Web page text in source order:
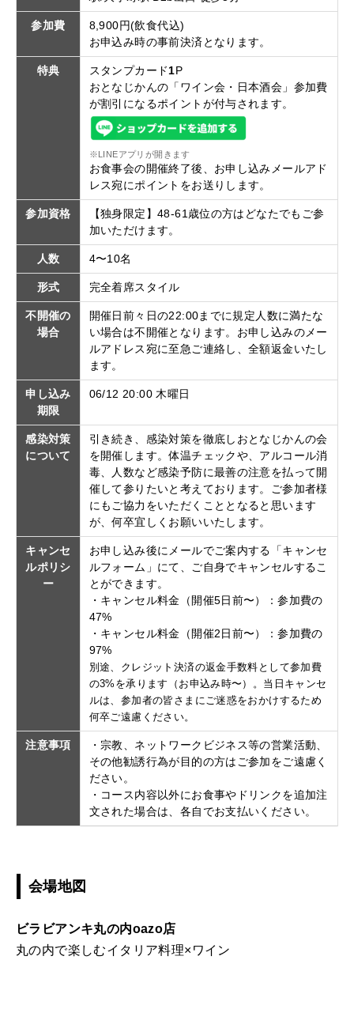
参加費
8,900円(飲食代込)
お申込み時の事前決済となります。
特典 スタンプカード1P
おとなじかんの「ワイン会・日本酒会」参加費
が割引になるポイントが付与されます。
※LINEアプリが開きます
お食事会の開催終了後、お申し込みメールアド
レス宛にポイントをお送りします。
参加資格
【独身限定】48-61歳位の方はどなたでもご参
加いただけます。
人数 4〜10名
形式 完全着席スタイル
不開催の
場合
開催日前々日の22:00までに規定人数に満たな
い場合は不開催となります。お申し込みのメー
ルアドレス宛に至急ご連絡し、全額返金いたし
ます。
申し込み
期限
06/12 20:00 木曜日
感染対策
について
引き続き、感染対策を徹底しおとなじかんの会
を開催します。体温チェックや、アルコール消
毒、人数など感染予防に最善の注意を払って開
催して参りたいと考えております。ご参加者様
にもご協力をいただくこととなると思います
が、何卒宜しくお願いいたします。
キャンセ
ルポリシ
ー
お申し込み後にメールでご案内する「キャンセ
ルフォーム」にて、ご自身でキャンセルするこ
とができます。
・キャンセル料金（開催5日前〜）：参加費の
47%
・キャンセル料金（開催2日前〜）：参加費の
97%
別途、クレジット決済の返金手数料として参加費
の3%を承ります（お申込み時〜）。当日キャンセ
ルは、参加者の皆さまにご迷惑をおかけするため
何卒ご遠慮ください。
注意事項
・宗教、ネットワークビジネス等の営業活動、
その他勧誘行為が目的の方はご参加をご遠慮く
ださい。
・コース内容以外にお食事やドリンクを追加注
文された場合は、各自でお支払いください。
会場地図
ビラビアンキ丸の内oazo店
丸の内で楽しむイタリア料理×ワイン